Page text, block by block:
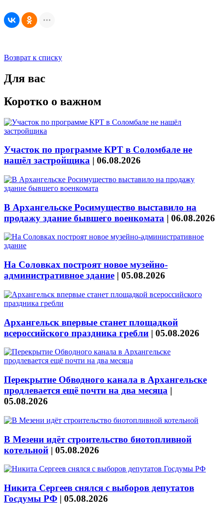
Возврат к списку
Для вас
Коротко о важном
Участок по программе КРТ в Соломбале не
нашёл застройщика | 06.08.2026
В Архангельске Росимущество выставило на
продажу здание бывшего военкомата | 06.08.2026
На Соловках построят новое музейно-
административное здание | 05.08.2026
Архангельск впервые станет площадкой
всероссийского праздника гребли | 05.08.2026
Перекрытие Обводного канала в Архангельске
продлевается ещё почти на два месяца |
05.08.2026
В Мезени идёт строительство биотопливной
котельной | 05.08.2026
Никита Сергеев снялся с выборов депутатов
Госдумы РФ | 05.08.2026